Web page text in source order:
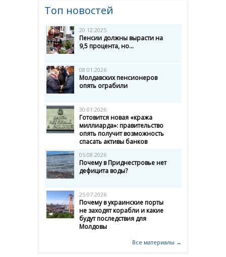
Топ новостей
20.12.2025
Пенсии должны вырасти на
9,5 процента, но...
08.01.2026
Молдавских пенсионеров
опять ограбили
30.01.2026
Готовится новая «кража
миллиарда»: правительство
опять получит возможность
спасать активы банков
05.08.2026
Почему в Приднестровье нет
дефицита воды?
25.07.2026
Почему в украинские порты
не заходят корабли и какие
будут последствия для
Молдовы
Все материалы →